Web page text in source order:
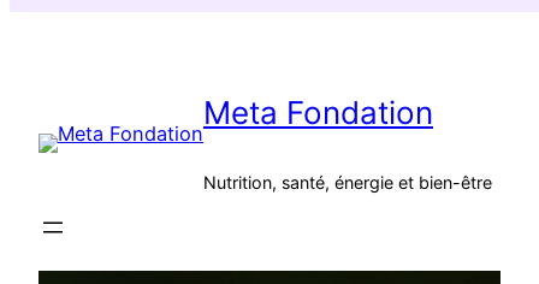
Meta Fondation
Nutrition, santé, énergie et bien-être